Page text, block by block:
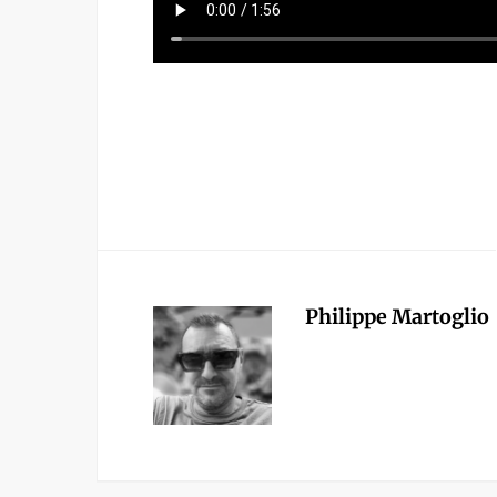
Philippe Martoglio